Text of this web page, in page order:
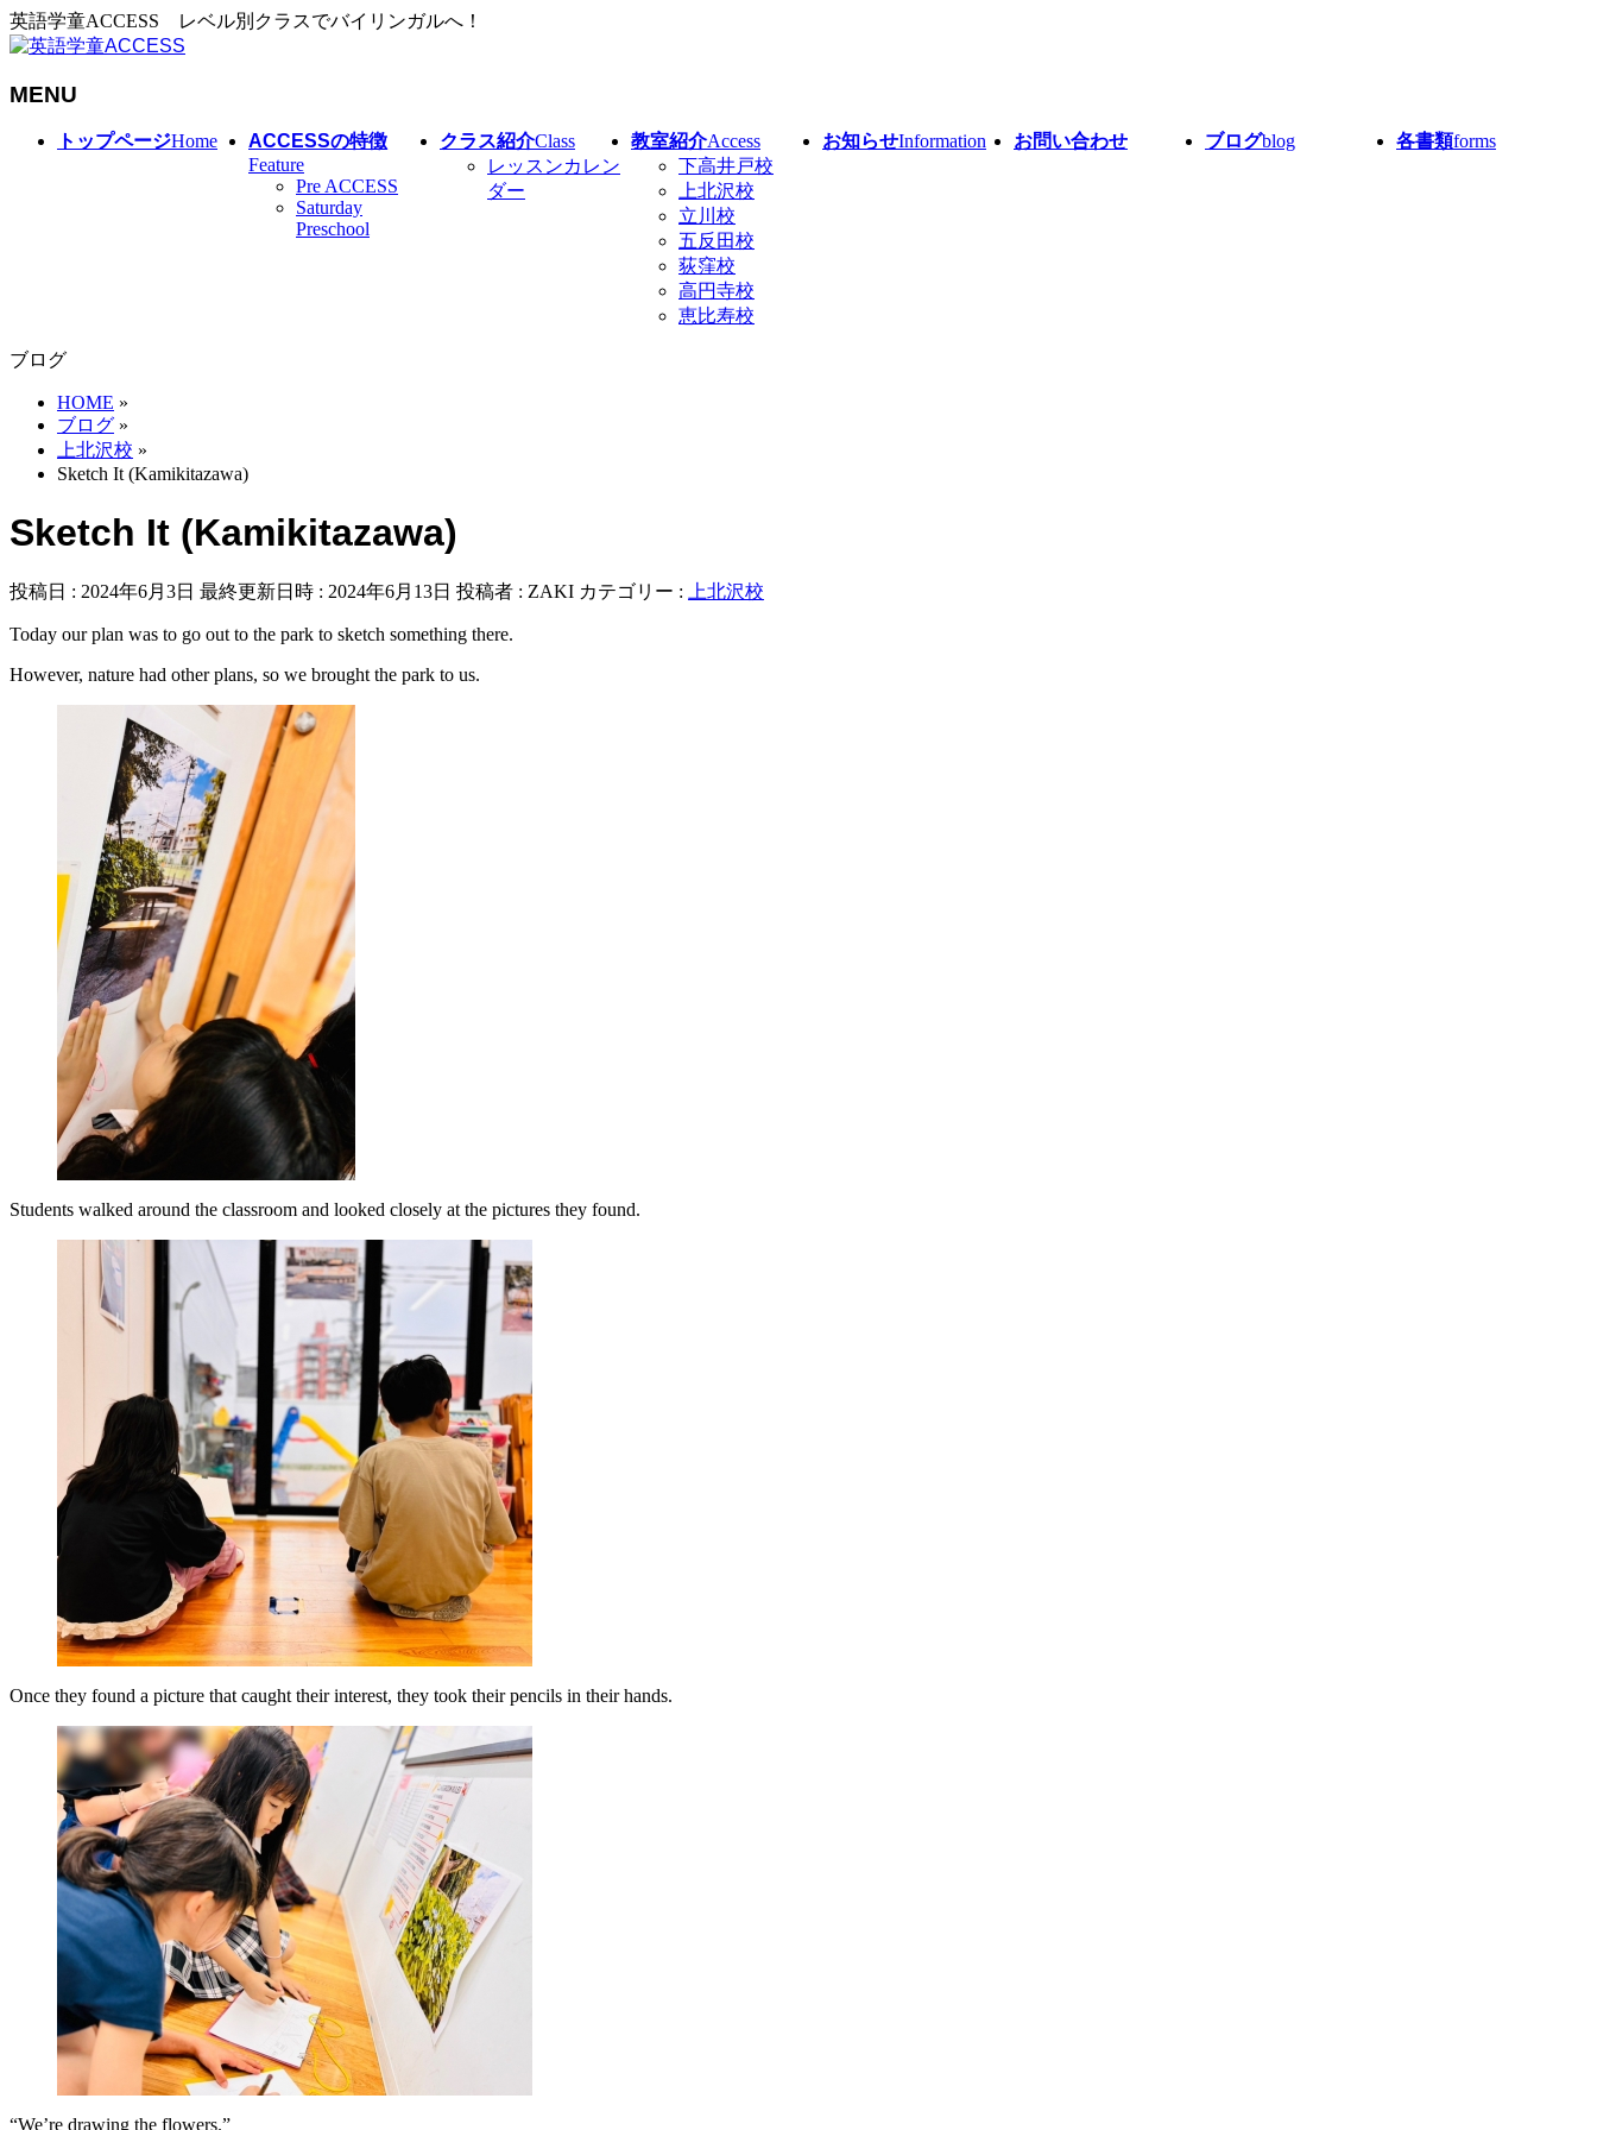
英語学童ACCESS レベル別クラスでバイリンガルへ！
MENU
トップページHome
ACCESSの特徴
Feature
Pre ACCESS
Saturday
Preschool
クラス紹介Class
レッスンカレン
ダー
教室紹介Access
下高井戸校
上北沢校
立川校
五反田校
荻窪校
高円寺校
恵比寿校
お知らせInformation お問い合わせ ブログblog 各書類forms
ブログ
HOME »
ブログ »
上北沢校 »
Sketch It (Kamikitazawa)
Sketch It (Kamikitazawa)
投稿日 : 2024年6月3日 最終更新日時 : 2024年6月13日 投稿者 : ZAKI カテゴリー : 上北沢校
Today our plan was to go out to the park to sketch something there.
However, nature had other plans, so we brought the park to us.
Students walked around the classroom and looked closely at the pictures they found.
Once they found a picture that caught their interest, they took their pencils in their hands.
“We’re drawing the flowers.”